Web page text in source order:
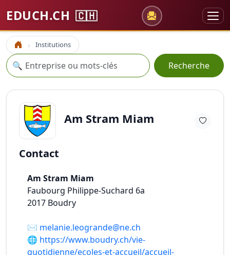
EDUCH.CH 🇨🇭
Accueil Institutions
Recherche
🔍 Recherche
Am Stram Miam
Contact
Am Stram Miam
Faubourg Philippe-Suchard 6a
2017 Boudry
✉️ melanie.leogrande@ne.ch
🌐 https://www.boudry.ch/vie-
quotidienne/ecoles-et-accueil/accueil-